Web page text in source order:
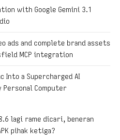
with Google Gemini 3.1
ads and complete brand assets
MCP integration
Into a Supercharged AI
Computer
lagi rame dicari, beneran
pihak ketiga?